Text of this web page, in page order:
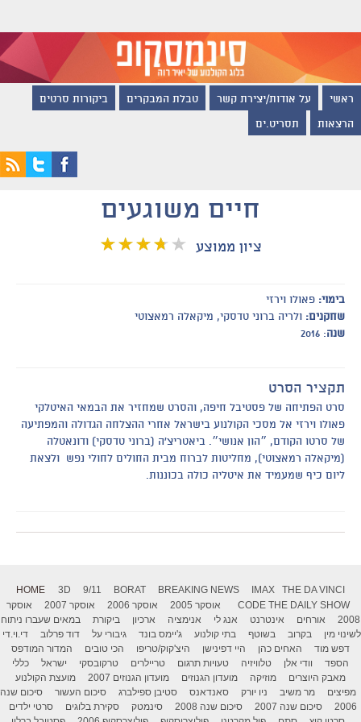
ראשי על אודות/יצירת קשר טבלת המבקרים ביקורות סרטים
הרצאות תסריט.ים
חיים משוגעים
ציון ממוצע
בימוי: פאולו וירזי
שחקנים: ולריה ברוני טדסקי, מיקאלה רמאצוטי
שנה: 2016
תקציר הסרט
סרט הפתיחה של פסטיבל חיפה, והסרט שמחזיר את הבמאי האיטלקי
פאולו וירזי אל מסכי הקולנוע בישראל אחרי ההצלחה הגדולה והמפתיעה
של סרטו הקודם, ״הון אנושי״. ביאטריצ'ה (ברוני טדסקי) ודונאטלה
(מיקאלה רמאצוטי), מחליטות לברוח מבית החולים לחולי נפש ולצאת
ליום כיף שמעמיד את איטליה כולה בכוננות.
HOME 3D 9/11 BORAT BREAKING NEWS IMAX
THE DA VINCI
CODE THE DAILY SHOW אוסקר 2005 אוסקר 2006 אוסקר 2007
אוסקר
2008
אורחים אינטרנט אנג לי אנימציה ארכיון ביקורת
במאים שעברו ניתוח
לשינוי מין
בקרוב בשוטף בתי קולנוע ג'יימס בונד גיבורי על דוד פרלוב
די.וי.די
דפש מוד
האחים כהן היי דפינישן היצ'קוק/טריפו הכי טובים
המדור המודפס
הספד
וודי אלן טלוויזיה טעויות תרגום טריילרים טרקובסקי ישראל
כללי
מאבק היוצרים
מוזיקה מועדון הגנוזים מועדון הגנוזים 2007
מועצת הקולנוע
מפיצים
מר משיב ניו יורק סאנדאנס סטיבן ספילברג סיכום העשור
סיכום שנה
2006
סיכום שנה 2007 סיכום שנה 2008 סינמטק סקירת בלוגים
סרטי ילדים